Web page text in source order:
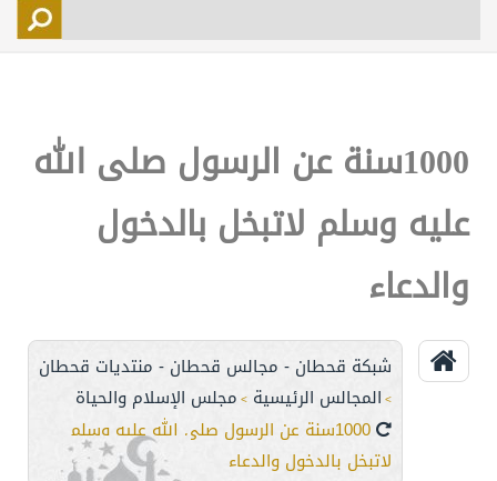
اتصل بنا 1000سنة عن الرسول صلى الله
عليه وسلم لاتبخل بالدخول
والدعاء
شبكة قحطان - مجالس قحطان - منتديات قحطان
> المجالس الرئيسية > مجلس الإسلام والحياة
1000سنة عن الرسول صلى الله عليه وسلم
لاتبخل بالدخول والدعاء